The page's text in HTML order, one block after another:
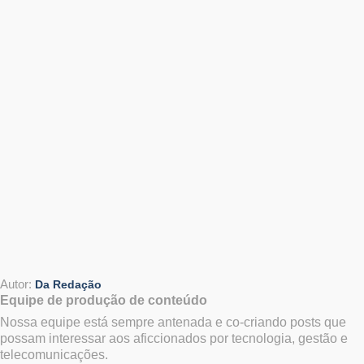
Autor: Da Redação
Equipe de produção de conteúdo
Nossa equipe está sempre antenada e co-criando posts que
possam interessar aos aficcionados por tecnologia, gestão e
telecomunicações.